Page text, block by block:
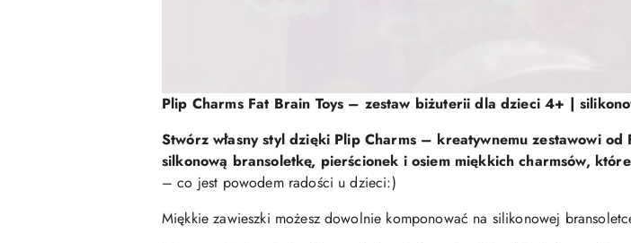
Plip Charms Fat Brain Toys – zestaw biżuterii dla dzieci 4+ |
Stwórz własny styl dzięki Plip Charms – kreatywnemu zestawowi
silkonową bransoletkę, pierścionek i osiem miękkich charmsów,
– co jest powodem radości u dzieci:)
Miękkie zawieszki możesz dowolnie komponować na silikonowej